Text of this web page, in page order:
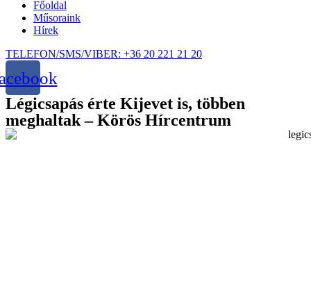
Főoldal
Műsoraink
Hírek
TELEFON/SMS/VIBER: +36 20 221 21 20
Légicsapás érte Kijevet is, többen
meghaltak – Körös Hírcentrum